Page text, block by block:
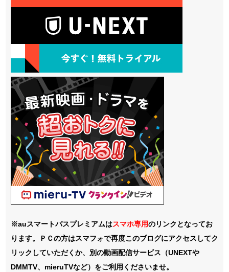
※auスマートパスプレミアムはスマホ専用のリンクとなってお
ります。ＰＣの方はスマフォで再度このブログにアクセスしてク
リックしていただくか、別の動画配信サービス（UNEXTや
DMMTV、mieruTVなど）をご利用くださいませ。